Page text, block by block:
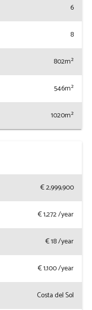
6
8
802m²
546m²
1020m²
€ 2,999,900
€1,272/year
€18/year
€1,100/year
Costa del Sol